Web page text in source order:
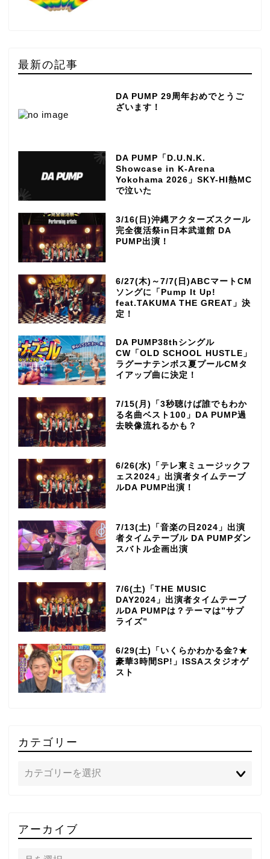
最新の記事
DA PUMP 29周年おめでとうご
ざいます！
DA PUMP「D.U.N.K.
Showcase in K-Arena
Yokohama 2026」SKY-HI熱MC
で泣いた
3/16(日)沖縄アクターズスクール
完全復活祭in日本武道館 DA
PUMP出演！
6/27(木)～7/7(日)ABCマートCM
ソングに「Pump It Up!
feat.TAKUMA THE GREAT」決
定！
DA PUMP38thシングル
CW「OLD SCHOOL HUSTLE」
ラグーナテンボス夏プールCMタ
イアップ曲に決定！
7/15(月)「3秒聴けば誰でもわか
る名曲ベスト100」DA PUMP過
去映像流れるかも？
6/26(水)「テレ東ミュージックフ
ェス2024」出演者タイムテーブ
ルDA PUMP出演！
7/13(土)「音楽の日2024」出演
者タイムテーブル DA PUMPダン
スバトル企画出演
7/6(土)「THE MUSIC
DAY2024」出演者タイムテーブ
ルDA PUMPは？テーマは”サプ
ライズ”
6/29(土)「いくらかわかる金?★
豪華3時間SP!」ISSAスタジオゲ
スト
カテゴリー
アーカイブ